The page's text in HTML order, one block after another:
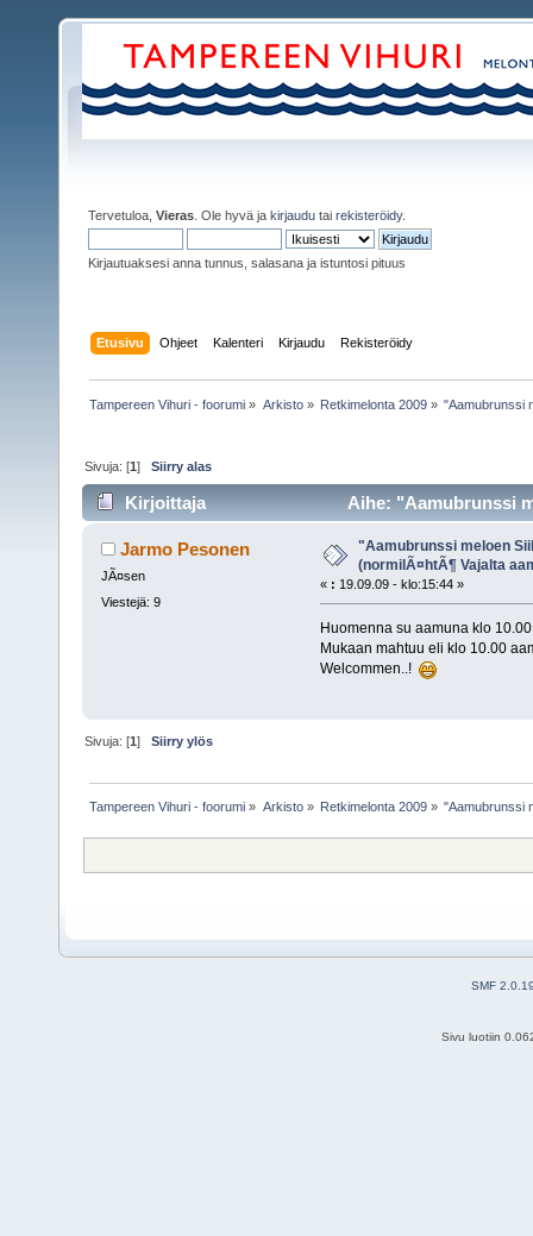
Tervetuloa, Vieras . Ole hyvä ja kirjaudu tai rekisteröidy.
Kirjautuaksesi anna tunnus, salasana ja istuntosi pituus
Etusivu Ohjeet Kalenteri Kirjaudu Rekisteröidy
Tampereen Vihuri - foorumi » Arkisto» Retkimelonta 2009» "Aamubrunssi
Sivuja: [1]Siirry alas
Kirjoittaja
Aihe: "Aamubrunssi
(Luettu 30027 kertaa)
Jarmo Pesonen
JÃ¤sen
Viestejä: 9
"Aamubrunssi meloen
(normilÃ¤htÃ¶ Vajalta
« : 19.09.09 - klo:15:44 »
Huomenna su aamuna klo
Mukaan mahtuu eli klo 10.00
Welcommen..!
Sivuja: [1]Siirry ylös
Tampereen Vihuri - foorumi » Arkisto» Retkimelonta 2009» "Aamubrunssi
SMF
Sivu luotiin